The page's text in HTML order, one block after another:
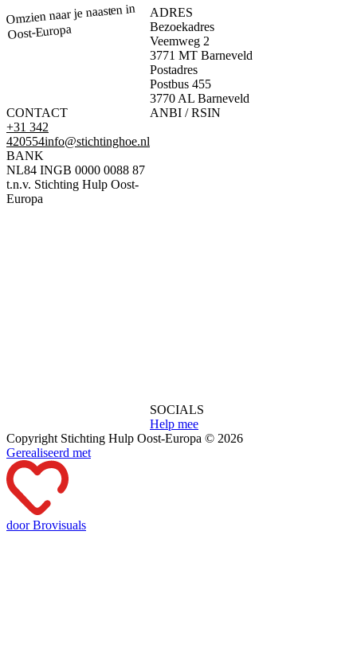
Omzien naar je naasten in
Oost-Europa
ADRES
Bezoekadres
Veemweg 2
3771 MT Barneveld
Postadres
Postbus 455
3770 AL Barneveld
CONTACT
+31 342
420554info@stichtinghoe.nl
BANK
NL84 INGB 0000 0088 87
t.n.v. Stichting Hulp Oost-
Europa
ANBI / RSIN
SOCIALS
Help mee
Copyright Stichting Hulp Oost-Europa © 2026
Gerealiseerd met
door Brovisuals